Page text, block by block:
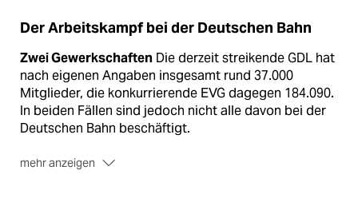
Der Arbeitskampf bei der Deutschen Bahn
Zwei Gewerkschaften Die derzeit streikende GDL hat
nach eigenen Angaben insgesamt rund 37.000
Mitglieder, die konkurrierende EVG dagegen 184.090.
In beiden Fällen sind jedoch nicht alle davon bei der
Deutschen Bahn beschäftigt.
mehr anzeigen